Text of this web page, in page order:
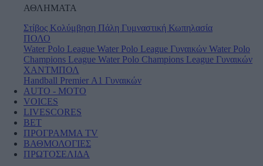
ΑΘΛΗΜΑΤΑ
Στίβος Κολύμβηση Πάλη Γυμναστική Κωπηλασία
ΠΟΛΟ
Water Polo League Water Polo League Γυναικών Water Polo
Champions League Water Polo Champions League Γυναικών
ΧΑΝΤΜΠΟΛ
Handball Premier Α1 Γυναικών
AUTO - MOTO
VOICES
LIVESCORES
BET
ΠΡΟΓΡΑΜΜΑ TV
ΒΑΘΜΟΛΟΓΙΕΣ
ΠΡΩΤΟΣΕΛΙΔΑ